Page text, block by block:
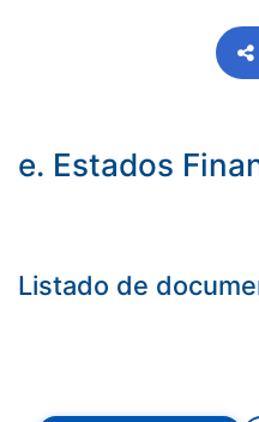
e. Estados
Listado de